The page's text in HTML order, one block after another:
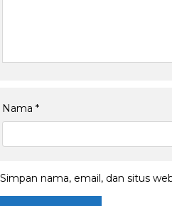
Nama *
Simpan nama, email, dan situs